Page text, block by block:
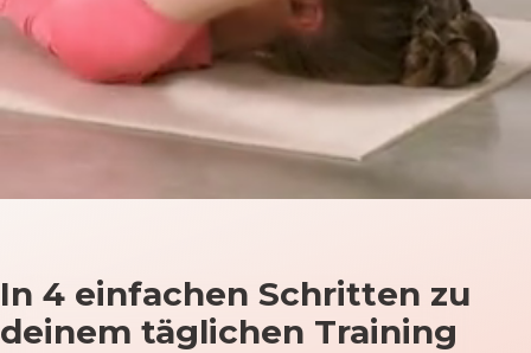
In 4 einfachen Schritten zu
deinem täglichen Training